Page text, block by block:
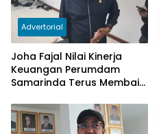
Advertorial
Joha Fajal Nilai Kinerja
Keuangan Perumdam
Samarinda Terus Membaik,
Subsidi Berkurang